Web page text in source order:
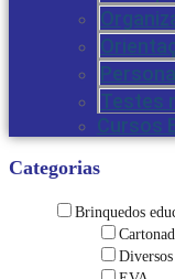
Testes
Cursos
Categorias
Brinquedos